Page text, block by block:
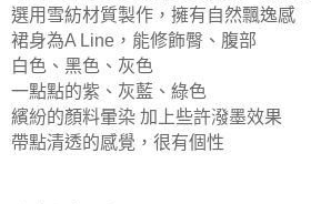
選用雪紡材質製作，擁有自然飄逸感
裙身為A Line，能修飾臀、腹部
白色、黑色、灰色
一點點的紫、灰藍、綠色
繽紛的顏料暈染 加上些許潑墨效果
帶點清透的感覺，很有個性